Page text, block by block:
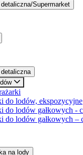
Supermarket
do lodów, ekspozycyjne
do lodów gałkowych -
do lodów gałkowych –
na lody